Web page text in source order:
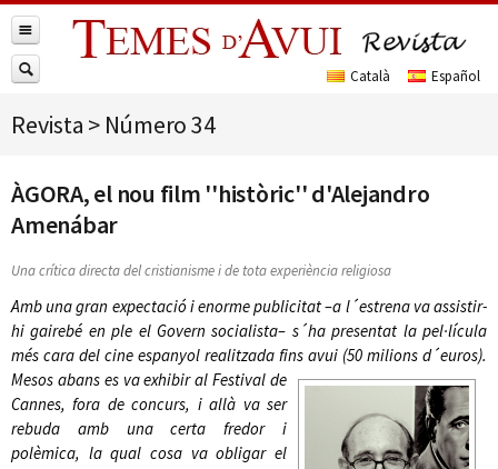
Revista > Número 34
ÀGORA, el nou film ''històric'' d'Alejandro
Amenábar
Una crítica directa del cristianisme i de tota experiència religiosa
Amb una gran expectació i enorme publicitat –a l´estrena va assistir-
hi gairebé en ple el Govern socialista– s´ha presentat la pel·lícula
més cara del cine espanyol realitzada fins avui (50 milions d´euros).
Mesos abans es va exhibiral Festival de
Cannes, fora de concurs, i allà va ser
rebuda amb una certa fredor i
polèmica, la qual cosa va obligar el